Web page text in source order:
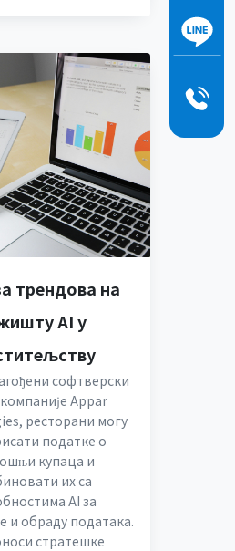
трендова на
AI у
софтверски
Appar
ресторани могу
податке о
купаца и
их са
AI за
и обраду података.
стратешке